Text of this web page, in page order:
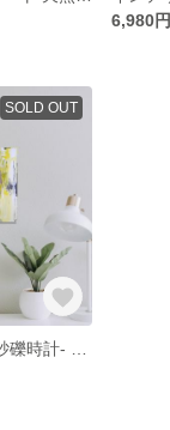
6,980円
SOLD OUT